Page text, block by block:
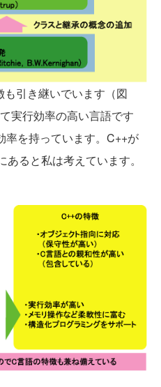
引き継いでいます（図
実行効率の高い言語です
率を持っています。C++が
ると私は考えています。